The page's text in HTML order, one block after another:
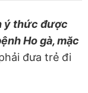
ý thức được
Ho gà, mặc
đưa trẻ đi